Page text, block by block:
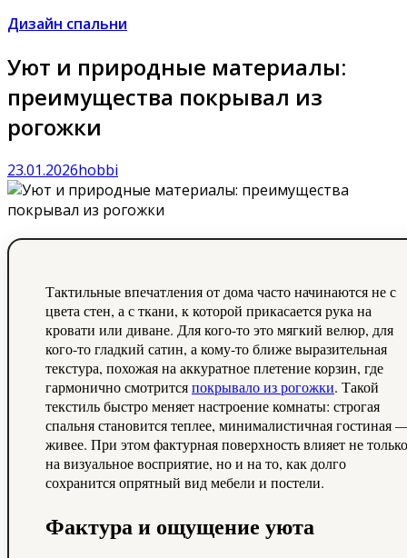
Дизайн спальни
Уют и природные материалы:
преимущества покрывал из
рогожки
23.01.2026hobbi
Тактильные впечатления от дома часто начинаются не с
цвета стен, а с ткани, к которой прикасается рука на
кровати или диване. Для кого-то это мягкий велюр, для
кого-то гладкий сатин, а кому-то ближе выразительная
текстура, похожая на аккуратное плетение корзин, где
гармонично смотритсяпокрывало из рогожки. Такой
текстиль быстро меняет настроение комнаты: строгая
спальня становится теплее, минималистичная гостиная
живее. При этом фактурная поверхность влияет не только
на визуальное восприятие, но и на то, как долго
сохранится опрятный вид мебели и постели.
Фактура и ощущение уюта